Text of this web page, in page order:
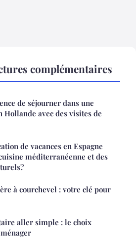
complémentaires
de séjourner dans une
Hollande avec des visites de
de vacances en Espagne
méditerranéenne et des
à courchevel : votre clé pour
aller simple : le choix